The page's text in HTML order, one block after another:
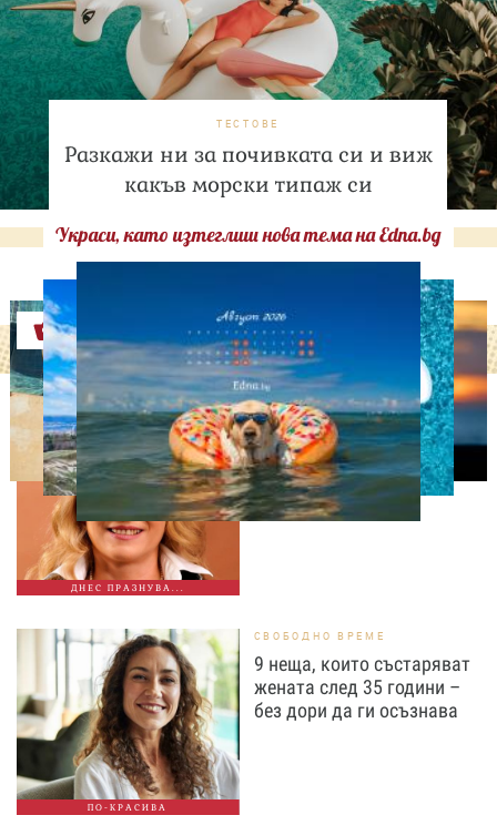
ТЕСТОВЕ
Разкажи ни за почивката си и виж
какъв морски типаж си
Украси, като изтеглиш нова тема на Edna.bg
Оферти
ДНЕС ПРАЗНУВА...
ДНЕС ПРАЗНУВАТ
Албена Павлова на 60:
Талант, хумор и
незабравими роли
ПО-КРАСИВА
СВОБОДНО ВРЕМЕ
9 неща, които състаряват
жената след 35 години –
без дори да ги осъзнава